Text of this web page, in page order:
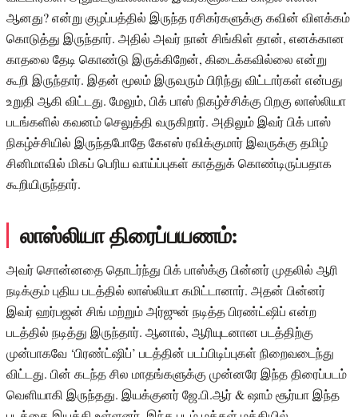
ஆனது? என்று குழப்பத்தில் இருந்த ரசிகர்களுக்கு கவின் விளக்கம்
கொடுத்து இருந்தார். அதில் அவர் நான் சிங்கிள் தான், எனக்கான
காதலை தேடி கொண்டு இருக்கிறேன், கிடைக்கவில்லை என்று
கூறி இருந்தார். இதன் மூலம் இருவரும் பிரிந்து விட்டார்கள் என்பது
உறுதி ஆகி விட்டது. மேலும், பிக் பாஸ் நிகழ்ச்சிக்கு பிறகு லாஸ்லியா
படங்களில் கவனம் செலுத்தி வருகிறார். அதிலும் இவர் பிக் பாஸ்
நிகழ்ச்சியில் இருந்தபோதே கேஎஸ் ரவிக்குமார் இவருக்கு தமிழ்
சினிமாவில் மிகப் பெரிய வாய்ப்புகள் காத்துக் கொண்டிருப்பதாக
கூறியிருந்தார்.
லாஸ்லியா திரைப்பயணம்:
அவர் சொன்னதை தொடர்ந்து பிக் பாஸ்க்கு பின்னர் முதலில் ஆரி
நடிக்கும் புதிய படத்தில் லாஸ்லியா கமிட்டானார். அதன் பின்னர்
இவர் ஹர்பஜன் சிங் மற்றும் அர்ஜுன் நடித்த பிரண்ட்ஷிப் என்ற
படத்தில் நடித்து இருந்தார். ஆனால், ஆரியுடனான படத்திற்கு
முன்பாகவே ‘பிரண்ட்ஷிப்’ படத்தின் படப்பிடிப்புகள் நிறைவடைந்து
விட்டது. பின் கடந்த சில மாதங்களுக்கு முன்னரே இந்த திரைப்படம்
வெளியாகி இருந்தது. இயக்குனர் ஜே.பி.ஆர் & ஷாம் சூர்யா இந்த